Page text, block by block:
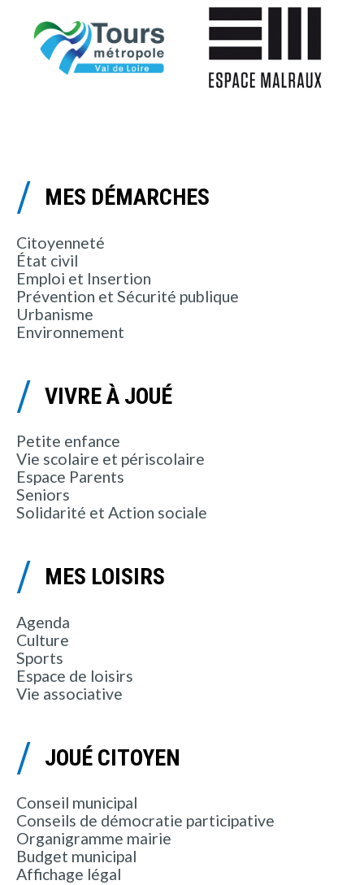
MES DÉMARCHES
Citoyenneté
État civil
Emploi et Insertion
Prévention et Sécurité publique
Urbanisme
Environnement
VIVRE À JOUÉ
Petite enfance
Vie scolaire et périscolaire
Espace Parents
Seniors
Solidarité et Action sociale
MES LOISIRS
Agenda
Culture
Sports
Espace de loisirs
Vie associative
JOUÉ CITOYEN
Conseil municipal
Conseils de démocratie participative
Organigramme mairie
Budget municipal
Affichage légal